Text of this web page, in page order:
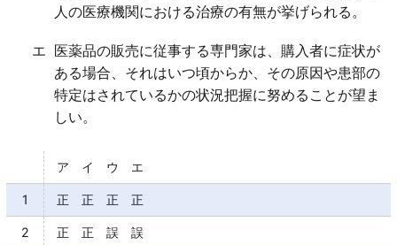
人の医療機関における治療の有無が挙げられる。
エ 医薬品の販売に従事する専門家は、購入者に症状が
ある場合、それはいつ頃からか、その原因や患部の
特定はされているかの状況把握に努めることが望ま
しい。
ア イ ウ エ
1 正 正 正 正
2 正 正 誤 誤